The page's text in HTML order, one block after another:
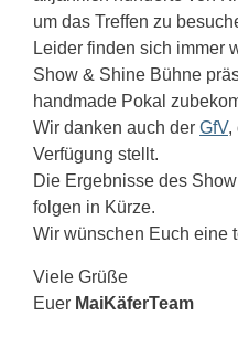
um das Treffen zu
Leider finden sich immer
Show & Shine Bühne
handmade Pokal
Wir danken auch der GfV,
Verfügung stellt.
Die Ergebnisse des
folgen in Kürze.
Wir wünschen Euch eine
Viele Grüße
Euer MaiKäferTeam